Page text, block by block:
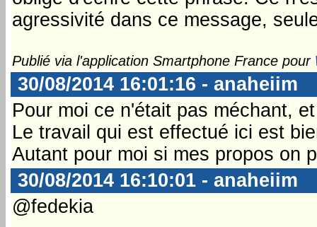
agressivité dans ce message,
Publié via l'application Smartphone France pour
30/08/2014 16:01:16 - anaheiim
Pour moi ce n'était pas méchant,
Le travail qui est effectué ici est
Autant pour moi si mes propos on
30/08/2014 16:10:01 - anaheiim
@fedekia